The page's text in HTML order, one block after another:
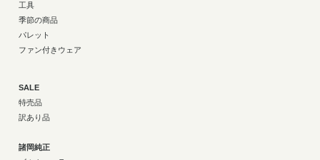
工具
季節の商品
パレット
ファン付きウェア
SALE
特売品
訳あり品
諸岡純正